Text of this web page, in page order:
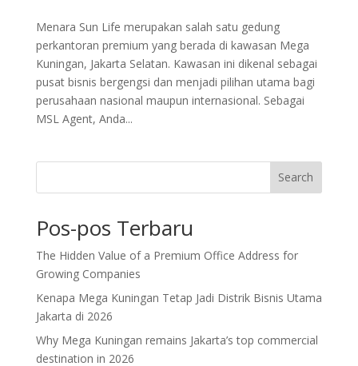
Menara Sun Life merupakan salah satu gedung
perkantoran premium yang berada di kawasan Mega
Kuningan, Jakarta Selatan. Kawasan ini dikenal sebagai
pusat bisnis bergengsi dan menjadi pilihan utama bagi
perusahaan nasional maupun internasional. Sebagai
MSL Agent, Anda...
Search
Pos-pos Terbaru
The Hidden Value of a Premium Office Address for
Growing Companies
Kenapa Mega Kuningan Tetap Jadi Distrik Bisnis Utama
Jakarta di 2026
Why Mega Kuningan remains Jakarta’s top commercial
destination in 2026